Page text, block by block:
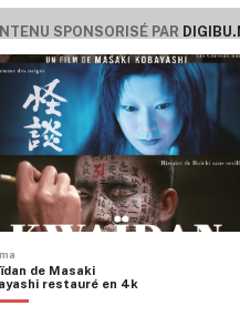
SPONSORISÉ PAR
de Masaki
restauré en 4k